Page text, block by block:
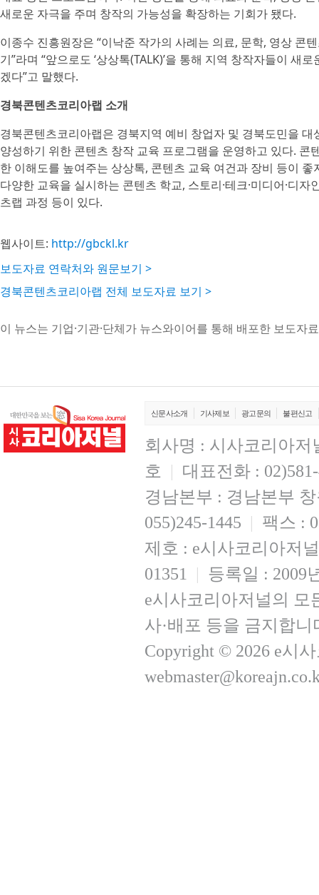
새로운 자극을 주며 창작의 가능성을 확장하는 기회가 됐다.
이종수 진흥원장은 “이낙준 작가의 사례는 의료, 문학, 영상 콘
기”라며 “앞으로도 ‘상상톡(TALK)’을 통해 지역 창작자들이 새
겠다”고 말했다.
경북콘텐츠코리아랩 소개
경북콘텐츠코리아랩은 경북지역 예비 창업자 및 경북도민을
양성하기 위한 콘텐츠 창작 교육 프로그램을 운영하고 있다.
한 이해도를 높여주는 상상톡, 콘텐츠 교육 여건과 장비 등이
다양한 교육을 실시하는 콘텐츠 학교, 스토리·테크·미디어·디
츠랩 과정 등이 있다.
웹사이트: http://gbckl.kr
보도자료 연락처와 원문보기 >
경북콘텐츠코리아랩 전체 보도자료 보기 >
이 뉴스는 기업·기관·단체가 뉴스와이어를 통해 배포한 보도자